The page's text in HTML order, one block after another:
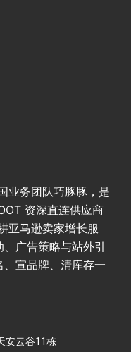
业务团队巧豚豚，是
资深直连供应商
亚马逊卖家增长服
广告策略与站外引
宣品牌、清库存一
安云谷11栋